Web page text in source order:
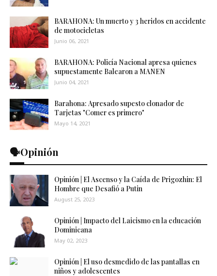
BARAHONA: Un muerto y 3 heridos en accidente
de motocicletas
Junio 06, 2021
BARAHONA: Policía Nacional apresa quienes
supuestamente Balearon a MANEN
Junio 04, 2021
Barahona: Apresado supesto clonador de
Tarjetas "Comer es primero"
Mayo 14, 2021
🗣️Opinión
Opinión | El Ascenso y la Caída de Prigozhin: El
Hombre que Desafió a Putin
August 25, 2023
Opinión | Impacto del Laicismo en la educación
Dominicana
May 02, 2023
Opinión | El uso desmedido de las pantallas en
niños y adolescentes